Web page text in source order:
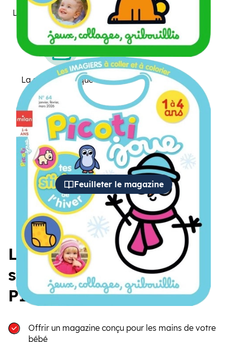
Le cache-cache qui le fait
rire
La surprise ludique à
Feuilleter le magazine
Les 5 bonnes raisons de
s’abonner au magazine
PICOTI
Offrir un magazine conçu pour les mains de votre
bébé